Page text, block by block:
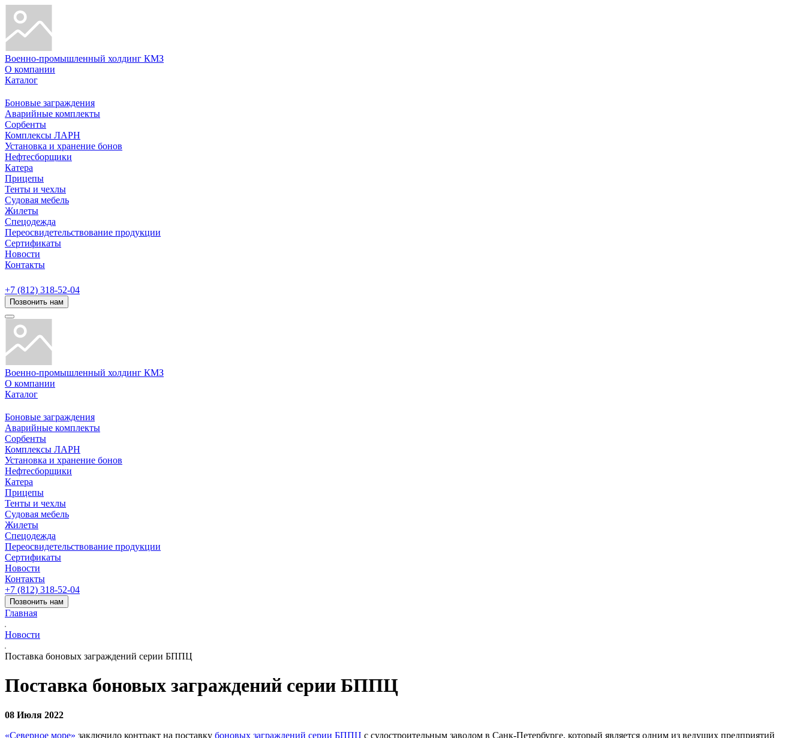
Военно-промышленный холдинг КМЗ
О компании
Каталог
Боновые заграждения
Аварийные комплекты
Сорбенты
Комплексы ЛАРН
Установка и хранение бонов
Нефтесборщики
Катера
Прицепы
Тенты и чехлы
Судовая мебель
Жилеты
Спецодежда
Переосвидетельствование продукции
Сертификаты
Новости
Контакты
+7 (812) 318-52-04
Позвонить нам
Военно-промышленный холдинг КМЗ
О компании
Каталог
Боновые заграждения
Аварийные комплекты
Сорбенты
Комплексы ЛАРН
Установка и хранение бонов
Нефтесборщики
Катера
Прицепы
Тенты и чехлы
Судовая мебель
Жилеты
Спецодежда
Переосвидетельствование продукции
Сертификаты
Новости
Контакты
+7 (812) 318-52-04
Позвонить нам
Главная
Новости
Поставка боновых заграждений серии БППЦ
Поставка боновых заграждений серии БППЦ
08 Июля 2022
«Северное море» заключило контракт на поставку боновых заграждений серии БППЦ с судостроительным заводом в Санк-Петербурге, который является одним из ведущих предприятий